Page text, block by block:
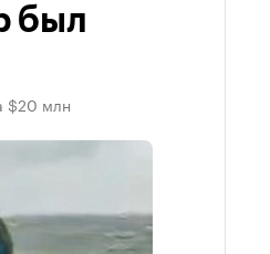
был
$20 млн